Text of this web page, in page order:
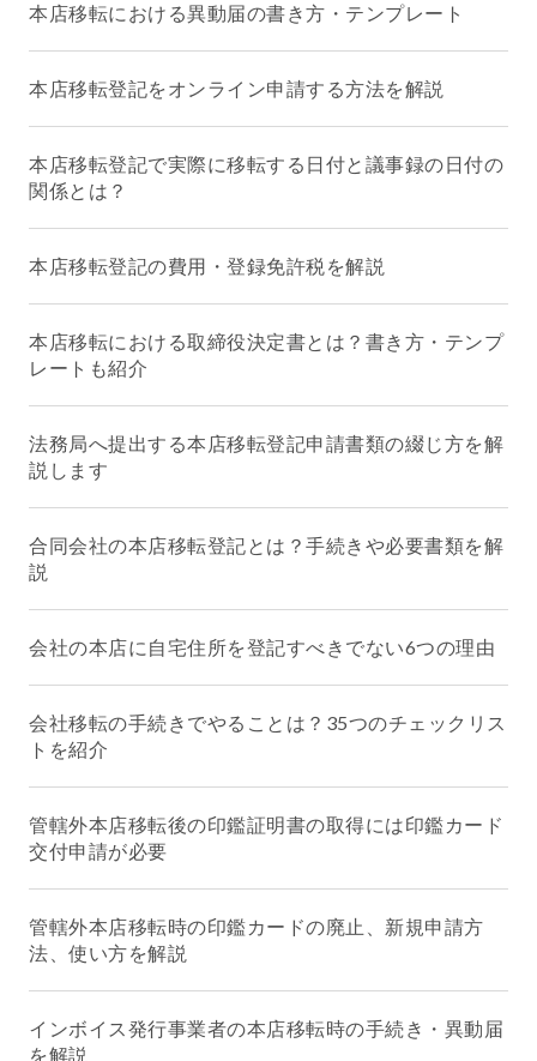
本店移転における異動届の書き方・テンプレート
本店移転登記をオンライン申請する方法を解説
本店移転登記で実際に移転する日付と議事録の日付の
関係とは？
本店移転登記の費用・登録免許税を解説
本店移転における取締役決定書とは？書き方・テンプ
レートも紹介
法務局へ提出する本店移転登記申請書類の綴じ方を解
説します
合同会社の本店移転登記とは？手続きや必要書類を解
説
会社の本店に自宅住所を登記すべきでない6つの理由
会社移転の手続きでやることは？35つのチェックリス
トを紹介
管轄外本店移転後の印鑑証明書の取得には印鑑カード
交付申請が必要
管轄外本店移転時の印鑑カードの廃止、新規申請方
法、使い方を解説
インボイス発行事業者の本店移転時の手続き・異動届
を解説